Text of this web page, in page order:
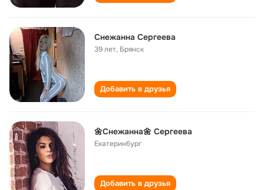
Снежанна Сергеева
39 лет, Брянск
Добавить в друзья
🌼Снежанна🌼 Сергеева
Екатеринбург
Добавить в друзья